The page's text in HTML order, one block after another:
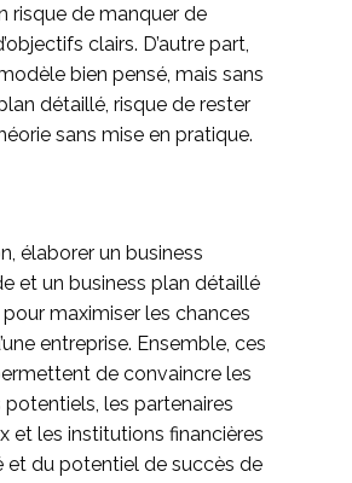
risque de manquer de
clairs. D’autre part,
bien pensé, mais sans
détaillé, risque de rester
sans mise en pratique.
élaborer un business
et un business plan détaillé
maximiser les chances
entreprise. Ensemble, ces
de convaincre les
potentiels, les partenaires
et les institutions financières
et du potentiel de succès de